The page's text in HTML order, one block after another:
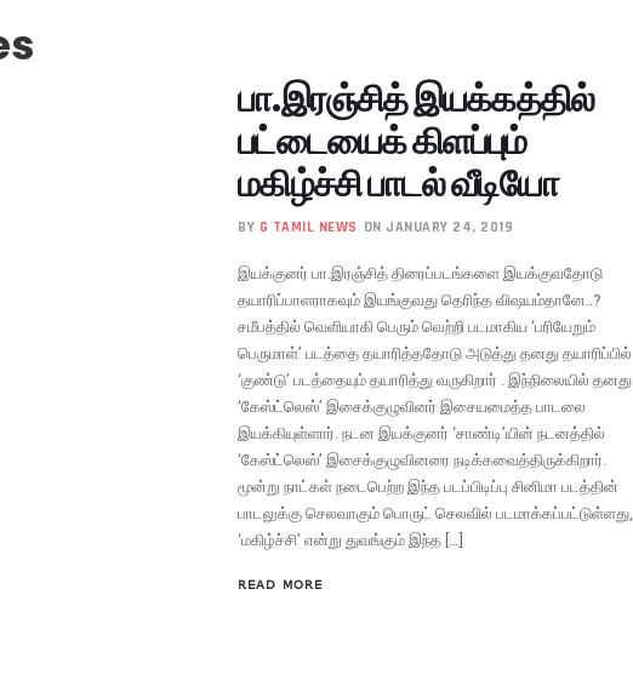
பா.இரஞ்சித் இயக்கத்தில்
பட்டையைக் கிளப்பும்
மகிழ்ச்சி பாடல் வீடியோ
BY G TAMIL NEWS ON JANUARY 24, 2019
இயக்குனர் பா.இரஞ்சித் திரைப்படங்களை இயக்குவதோடு
தயாரிப்பாளராகவும் இயங்குவது தெரிந்த விஷயம்தானே..?
சமீபத்தில் வெளியாகி பெரும் வெற்றி படமாகிய ‘பரியேறும்
பெருமாள்’ படத்தை தயாரித்ததோடு அடுத்து தனது தயாரிப்பில்
‘குண்டு’ படத்தையும் தயாரித்து வருகிறார் . இந்நிலையில் தனது
‘கேஸ்ட்லெஸ்’ இசைக்குழுவினர் இசையமைத்த பாடலை
இயக்கியுள்ளார். நடன இயக்குனர் ‘சாண்டி’யின் நடனத்தில்
‘கேஸ்ட்லெஸ்’ இசைக்குழுவினரை நடிக்கவைத்திருக்கிறார்.
மூன்று நாட்கள் நடைபெற்ற இந்த படப்பிடிப்பு சினிமா படத்தின்
பாடலுக்கு செலவாகும் பொருட் செலவில் படமாக்கப்பட்டுள்ளது,
‘மகிழ்ச்சி’ என்று துவங்கும் இந்த […]
READ MORE